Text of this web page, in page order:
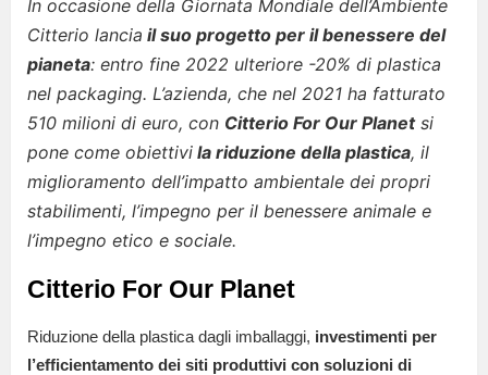
In occasione della Giornata Mondiale dell’Ambiente
Citterio lancia il suo progetto per il benessere del
pianeta: entro fine 2022 ulteriore -20% di plastica
nel packaging. L’azienda, che nel 2021 ha fatturato
510 milioni di euro, con Citterio For Our Planetsi
pone come obiettivi la riduzione della plastica, il
miglioramento dell’impatto ambientale dei propri
stabilimenti, l’impegno per il benessere animale e
l’impegno etico e sociale.
Citterio For Our Planet
Riduzione della plastica dagli imballaggi, investimenti per
l’efficientamento dei siti produttivi con soluzioni di